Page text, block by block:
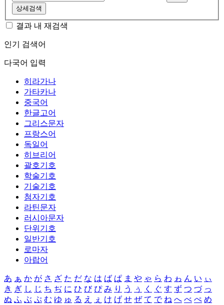
상세검색
결과 내 재검색
인기 검색어
다국어 입력
히라가나
가타카나
중국어
한글고어
그리스문자
프랑스어
독일어
히브리어
괄호기호
학술기호
기술기호
첨자기호
라틴문자
러시아문자
단위기호
일반기호
로마자
아랍어
あ ぁ か が さ ざ た だ な は ば ぱ ま や ゃ ら わ ゎ ん い ぃ
き ぎ し じ ち ぢ に ひ び ぴ み り う ぅ く ぐ す ず つ づ っ
ぬ ふ ぶ ぷ む ゆ ゅ る え ぇ け げ せ ぜ て で ね へ べ ぺ め